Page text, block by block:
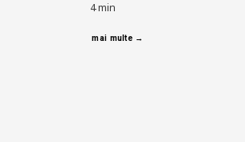
4min
mai multe →